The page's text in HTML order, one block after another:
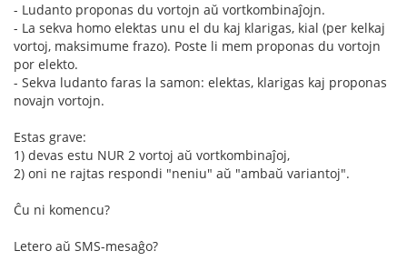
- Ludanto proponas du vortojn aŭ vortkombinaĵojn.
- La sekva homo elektas unu el du kaj klarigas, kial (per kelkaj
vortoj, maksimume frazo). Poste li mem proponas du vortojn
por elekto.
- Sekva ludanto faras la samon: elektas, klarigas kaj proponas
novajn vortojn.
Estas grave:
1) devas estu NUR 2 vortoj aŭ vortkombinaĵoj,
2) oni ne rajtas respondi "neniu" aŭ "ambaŭ variantoj".
Ĉu ni komencu?
Letero aŭ SMS-mesaĝo?